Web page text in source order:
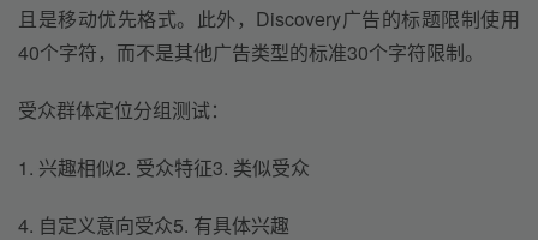
且是移动优先格式。此外，Discovery广告的标题限制使用
40个字符，而不是其他广告类型的标准30个字符限制。
受众群体定位分组测试：
1. 兴趣相似2. 受众特征3. 类似受众
4. 自定义意向受众5. 有具体兴趣